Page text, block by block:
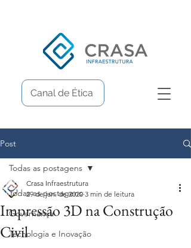
Canal de Ética
Post
Todas as postagens
Governança
Tecnologia e Inovação
Todas as postagens
Impressão 3D na Construção
Civil
Crasa Infraestrutura
29 de jan. de 2020 3 min de leitura